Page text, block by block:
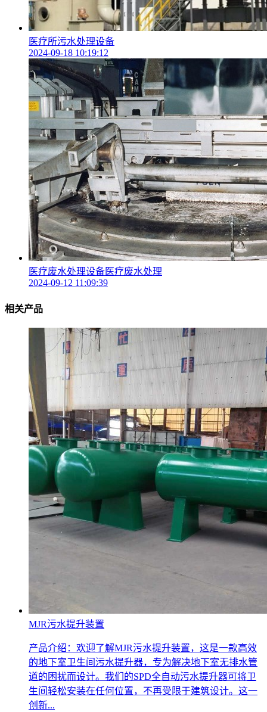
医疗所污水处理设备
2024-09-18 10:19:12
医疗废水处理设备医疗废水处理
2024-09-12 11:09:39
相关产品
MJR污水提升装置
产品介绍：欢迎了解MJR污水提升装置，这是一款高效
的地下室卫生间污水提升器，专为解决地下室无排水管
道的困扰而设计。我们的SPD全自动污水提升器可将卫
生间轻松安装在任何位置，不再受限于建筑设计。这一
创新...